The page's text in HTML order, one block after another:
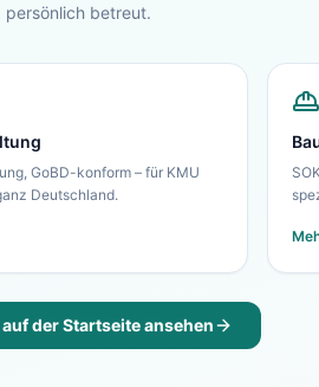
persönlich betreut.
GoBD-konform – für KMU
Deutschland.
der Startseite ansehen